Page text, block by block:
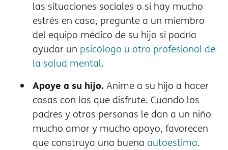
las situaciones sociales o si hay mucho
estrés en casa, pregunte a un miembro
del equipo médico de su hijo si podría
ayudar un psicólogo u otro profesional de
la salud mental.
Apoye a su hijo. Anime a su hijo a hacer
cosas con las que disfrute. Cuando los
padres y otras personas le dan a un niño
mucho amor y mucho apoyo, favorecen
que construya una buena autoestima.